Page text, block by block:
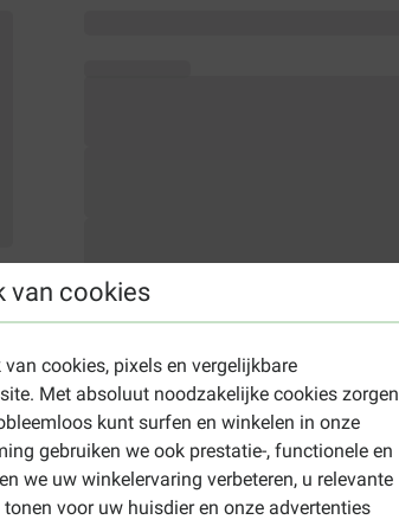
van cookies
cookies, pixels en vergelijkbare
Met absoluut noodzakelijke cookies zorgen
kunt surfen en winkelen in onze
gebruiken we ook prestatie-, functionele en
we uw winkelervaring verbeteren, u relevante
voor uw huisdier en onze advertenties